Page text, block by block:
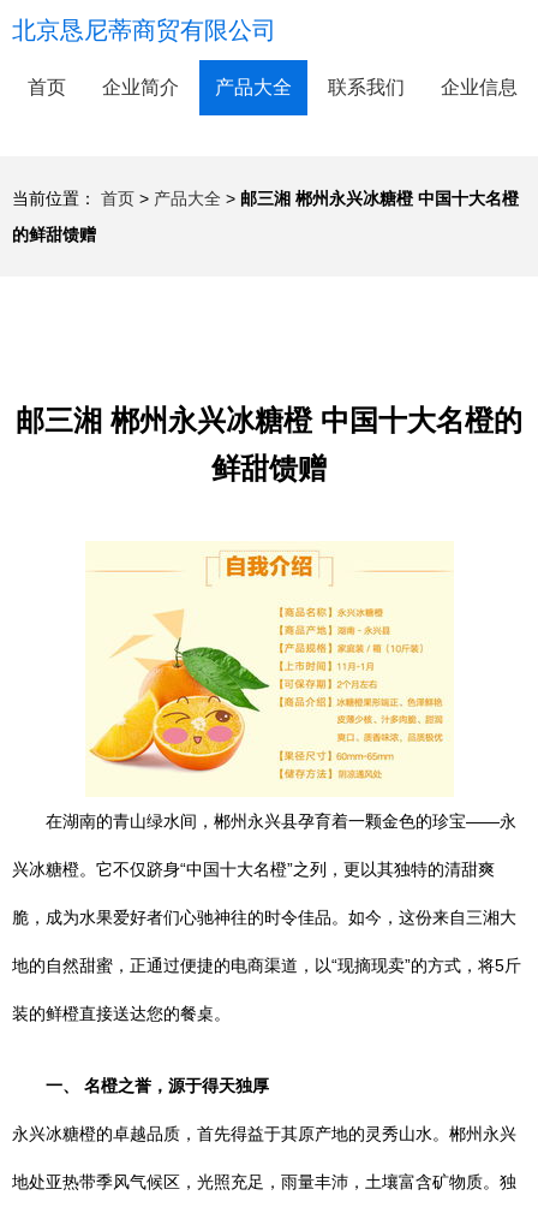
北京恳尼蒂商贸有限公司
首页 企业简介 产品大全 联系我们 企业信息
当前位置： 首页 > 产品大全 > 邮三湘 郴州永兴冰糖橙 中国十大名橙
的鲜甜馈赠
邮三湘 郴州永兴冰糖橙 中国十大名橙的
鲜甜馈赠
在湖南的青山绿水间，郴州永兴县孕育着一颗金色的珍宝——永
兴冰糖橙。它不仅跻身“中国十大名橙”之列，更以其独特的清甜爽
脆，成为水果爱好者们心驰神往的时令佳品。如今，这份来自三湘大
地的自然甜蜜，正通过便捷的电商渠道，以“现摘现卖”的方式，将5斤
装的鲜橙直接送达您的餐桌。
一、 名橙之誉，源于得天独厚
永兴冰糖橙的卓越品质，首先得益于其原产地的灵秀山水。郴州永兴
地处亚热带季风气候区，光照充足，雨量丰沛，土壤富含矿物质。独